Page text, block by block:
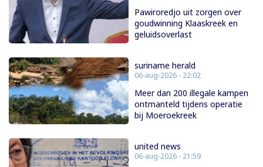
Pawiroredjo uit zorgen over
goudwinning Klaaskreek en
geluidsoverlast
suriname herald
06-aug-2026 - 22:02
Meer dan 200 illegale kampen
ontmanteld tijdens operatie
bij Moeroekreek
united news
06-aug-2026 - 21:59